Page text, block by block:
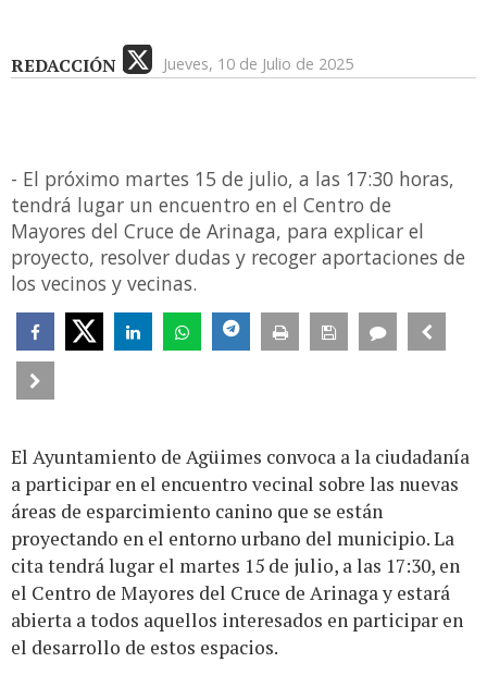
REDACCIÓN Jueves, 10 de Julio de 2025
- El próximo martes 15 de julio, a las 17:30 horas,
tendrá lugar un encuentro en el Centro de
Mayores del Cruce de Arinaga, para explicar el
proyecto, resolver dudas y recoger aportaciones de
los vecinos y vecinas.
El Ayuntamiento de Agüimes convoca a la ciudadanía
a participar en el encuentro vecinal sobre las nuevas
áreas de esparcimiento canino que se están
proyectando en el entorno urbano del municipio. La
cita tendrá lugar el martes 15 de julio, a las 17:30, en
el Centro de Mayores del Cruce de Arinaga y estará
abierta a todos aquellos interesados en participar en
el desarrollo de estos espacios.